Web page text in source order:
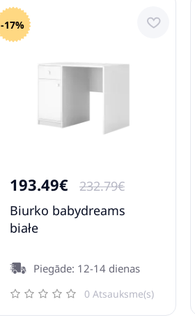
-17%
193.49€
232.79€
Biurko babydreams
białe
Piegāde: 12-14 dienas
0 Atsauksme(s)